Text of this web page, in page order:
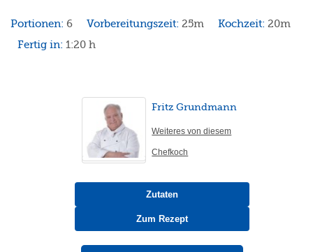
Portionen: 6 Vorbereitungszeit:25m Kochzeit:20m
Fertig in: 1:20 h
Fritz Grundmann
Weiteres von diesem
Chefkoch
Zutaten
Zum Rezept